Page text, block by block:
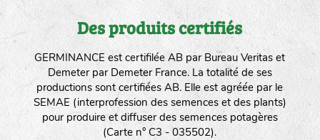
Des produits certifiés
GERMINANCE est certifilée AB par Bureau Veritas et
Demeter par Demeter France. La totalité de ses
productions sont certifiées AB. Elle est agréée par le
SEMAE (interprofession des semences et des plants)
pour produire et diffuser des semences potagères
(Carte n° C3 - 035502).